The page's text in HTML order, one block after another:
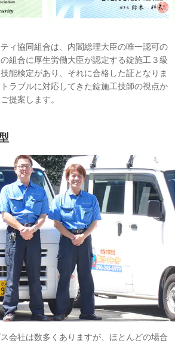
ィ協同組合は、内閣総理大臣の唯一認可の
組合に厚生労働大臣が認定する錠施工３級
能検定があり、それに合格した証となりま
ラブルに対応してきた錠施工技師の視点か
提案します。
会社は数多くありますが、ほとんどの場合